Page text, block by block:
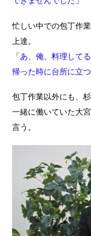
忙しい中での包丁作
上達。
「 あ、俺、料理して
帰った時に台所に立
包丁作業以外にも、
一緒に働いていた大
言う。